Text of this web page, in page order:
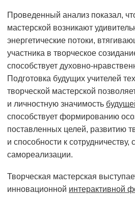
Проведенный анализ показал,
мастерской возникают
энергетические потоки,
участника в творческое
способствует духовно-
Подготовка будущих учителей
творческой мастерской
и личностную значимость
способствует формированию
поставленных целей, развитию
и способности к сотрудничеству,
самореализации.
Творческая мастерская
инновационной интерактивной